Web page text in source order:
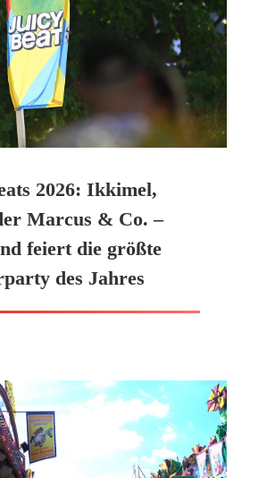
2026: Ikkimel,
Marcus & Co. –
feiert die größte
des Jahres